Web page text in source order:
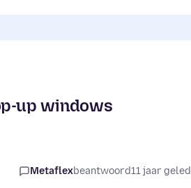
up windows
Metaflexbeantwoord11 jaar